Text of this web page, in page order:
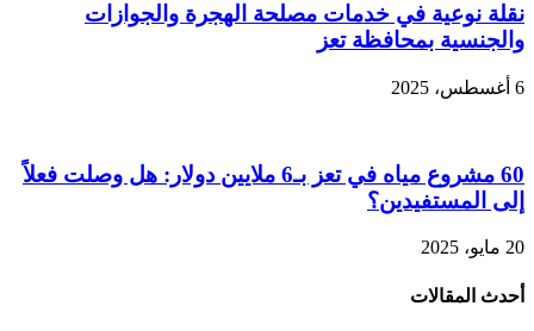
نقلة نوعية في خدمات مصلحة الهجرة والجوازات
والجنسية بمحافظة تعز
6 أغسطس، 2025
60 مشروع مياه في تعز بـ6 ملايين دولار: هل وصلت فعلاً
إلى المستفيدين؟
20 مايو، 2025
أحدث المقالات